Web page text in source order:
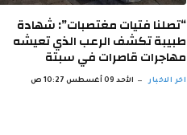
“تصلنا فتيات مغتصبات”: شهادة
طبيبة تكشف الرعب الذي تعيشه
مهاجرات قاصرات في سبتة
اخر الاخبار الأحد 09 أغسطس 10:27 ص